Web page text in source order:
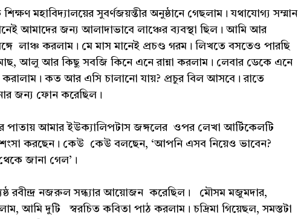
মহাবিদ্যালয়ের সুবর্ণজয়ন্তীর অনুষ্ঠানে গেছলাম। যথাযোগ্য সম্মান
আমাদের জন্য আলাদাভাবে লাঞ্চের ব্যবস্থা ছিল। আমি আর
লাঞ্চ করলাম। মে মাস মানেই প্রচণ্ড গরম। লিখতে বসতেও পারছি
আলু আর কিছু সবজি কিনে এনে রান্না করলাম। লেবার ডেকে এনে
করালাম। কত আর এসি চালানো যায়? প্রচুর বিল আসবে। রাতে
জন্য ফোন করেছিল।
আমার ইউক্যালিপটাস জঙ্গলের ওপর লেখা আর্টিকেলটি
করছেন। কেউ কেউ বলছেন, ‘আপনি এসব নিয়েও ভাবেন?
জানা গেল’।
রবীন্দ্র নজরুল সন্ধ্যার আয়োজন করেছিল। মৌসম মজুমদার,
আমি দুটি স্বরচিত কবিতা পাঠ করলাম। চদ্রিমা গিয়েছল, সমস্তটা